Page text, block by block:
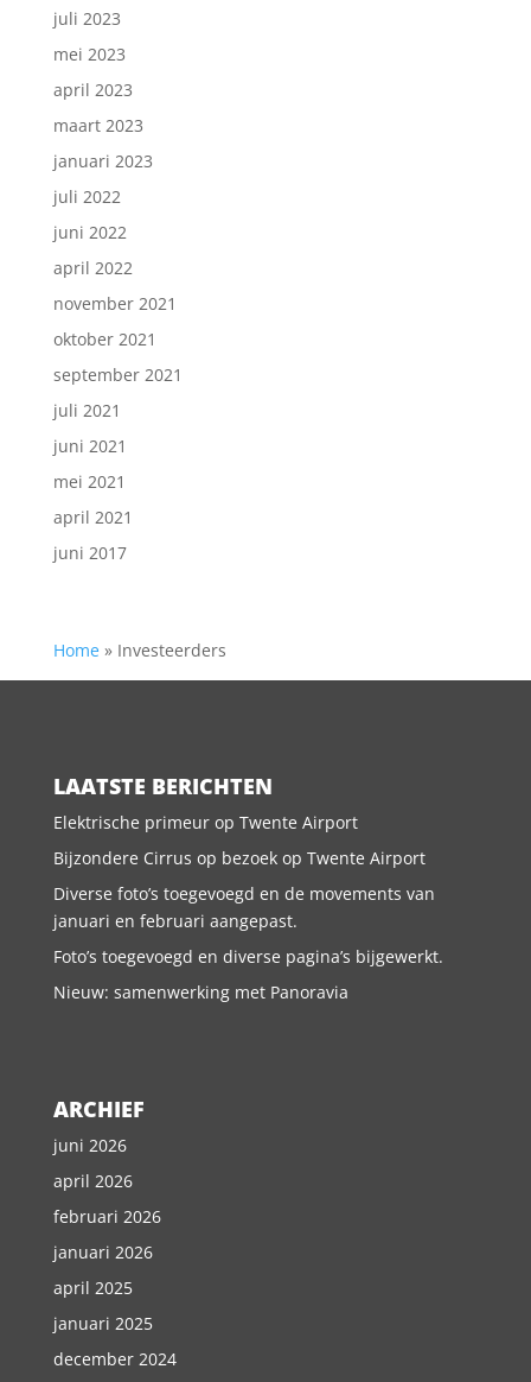
juli 2023
mei 2023
april 2023
maart 2023
januari 2023
juli 2022
juni 2022
april 2022
november 2021
oktober 2021
september 2021
juli 2021
juni 2021
mei 2021
april 2021
juni 2017
Home» Investeerders
LAATSTE BERICHTEN
Elektrische primeur op Twente Airport
Bijzondere Cirrus op bezoek op Twente Airport
Diverse foto’s toegevoegd en de movements van
januari en februari aangepast.
Foto’s toegevoegd en diverse pagina’s bijgewerkt.
Nieuw: samenwerking met Panoravia
ARCHIEF
juni 2026
april 2026
februari 2026
januari 2026
april 2025
januari 2025
december 2024